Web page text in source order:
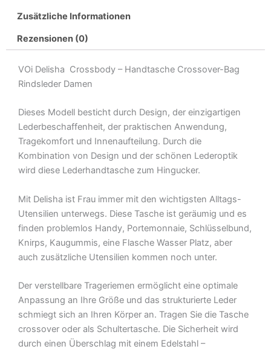
Zusätzliche Informationen
Rezensionen (0)
VOi Delisha Crossbody – Handtasche Crossover-Bag
Rindsleder Damen
Dieses Modell besticht durch Design, der einzigartigen
Lederbeschaffenheit, der praktischen Anwendung,
Tragekomfort und Innenaufteilung. Durch die
Kombination von Design und der schönen Lederoptik
wird diese Lederhandtasche zum Hingucker.
Mit Delisha ist Frau immer mit den wichtigsten Alltags-
Utensilien unterwegs. Diese Tasche ist geräumig und es
finden problemlos Handy, Portemonnaie, Schlüsselbund,
Knirps, Kaugummis, eine Flasche Wasser Platz, aber
auch zusätzliche Utensilien kommen noch unter.
Der verstellbare Trageriemen ermöglicht eine optimale
Anpassung an Ihre Größe und das strukturierte Leder
schmiegt sich an Ihren Körper an. Tragen Sie die Tasche
crossover oder als Schultertasche. Die Sicherheit wird
durch einen Überschlag mit einem Edelstahl –